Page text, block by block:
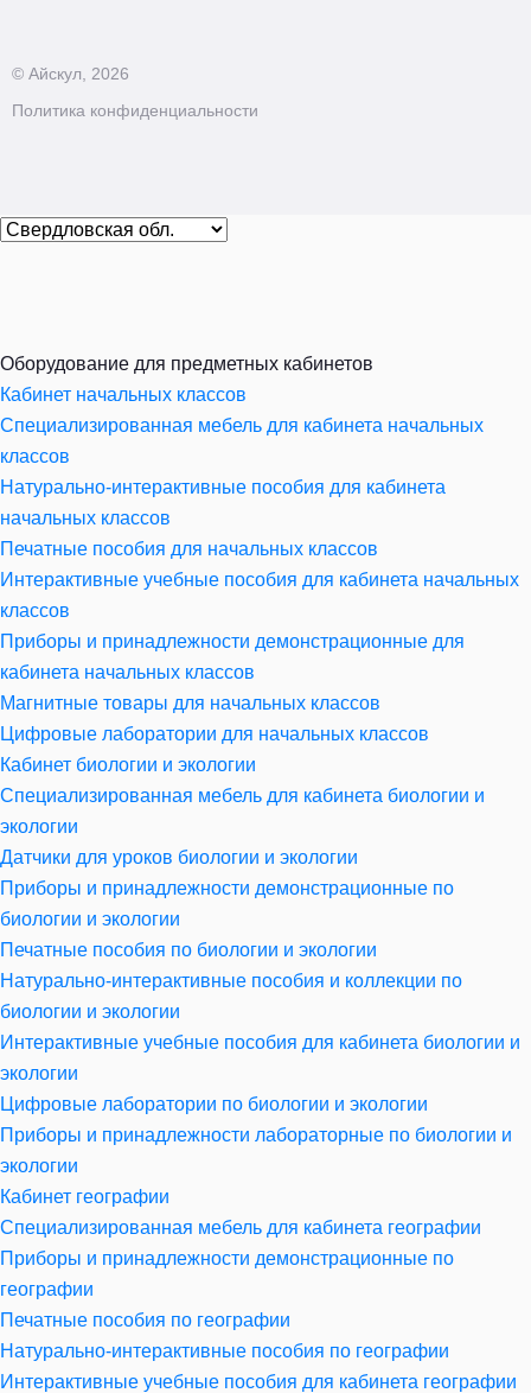
© Айскул, 2026
Политика конфиденциальности
Оборудование для предметных кабинетов
Кабинет начальных классов
Специализированная мебель для кабинета начальных
классов
Натурально-интерактивные пособия для кабинета
начальных классов
Печатные пособия для начальных классов
Интерактивные учебные пособия для кабинета начальных
классов
Приборы и принадлежности демонстрационные для
кабинета начальных классов
Магнитные товары для начальных классов
Цифровые лаборатории для начальных классов
Кабинет биологии и экологии
Специализированная мебель для кабинета биологии и
экологии
Датчики для уроков биологии и экологии
Приборы и принадлежности демонстрационные по
биологии и экологии
Печатные пособия по биологии и экологии
Натурально-интерактивные пособия и коллекции по
биологии и экологии
Интерактивные учебные пособия для кабинета биологии и
экологии
Цифровые лаборатории по биологии и экологии
Приборы и принадлежности лабораторные по биологии и
экологии
Кабинет географии
Специализированная мебель для кабинета географии
Приборы и принадлежности демонстрационные по
географии
Печатные пособия по географии
Натурально-интерактивные пособия по географии
Интерактивные учебные пособия для кабинета географии